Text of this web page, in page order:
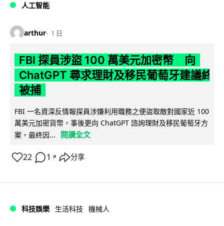
人工智能
arthur 1 日
FBI 探員涉盜 100 萬美元加密幣 向
ChatGPT 尋求理財及移民葡萄牙建議終
被捕
FBI 一名資深反情報探員涉嫌利用職務之便盜取敵對國家近 100
萬美元加密貨幣，事後更向 ChatGPT 諮詢理財及移民葡萄牙方
案，最終因...
閱讀全文
22 1 ↗ 分享
科技娛樂 生活科技 機械人